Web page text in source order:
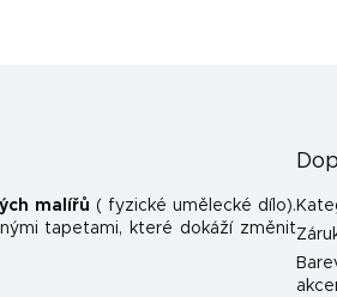
malířů ( fyzické umělecké dílo).
tapetami, které dokáží změnit